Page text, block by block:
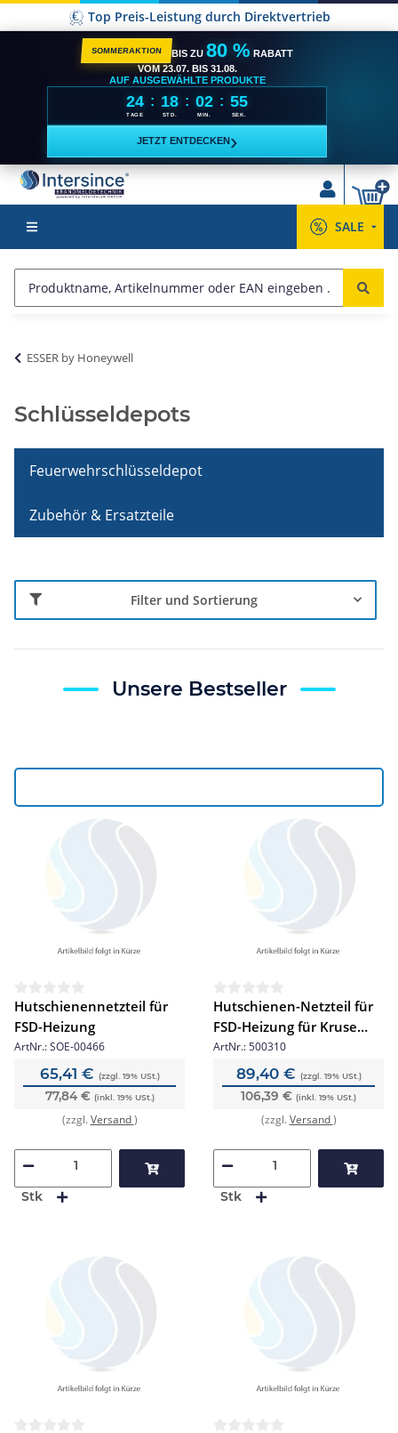
Top Preis-Leistung durch Direktvertrieb
SOMMERAKTION BIS ZU 80 % RABATT
VOM 23.07. BIS 31.08.
AUF AUSGEWÄHLTE PRODUKTE
24
TAGE
: 18
STD.
: 02
MIN.
: 54
SEK.
JETZT ENTDECKEN ›
SALE
ESSER by Honeywell
Schlüsseldepots
Feuerwehrschlüsseldepot
Zubehör & Ersatzteile
Filter und Sortierung
Unsere Bestseller
Hutschienennetzteil für
FSD-Heizung
ArtNr.:SOE-00466
65,41 € (zzgl. 19% USt.)
77,84 € (inkl. 19% USt.)
(zzgl.Versand)
Stk
Hutschienen-Netzteil für
FSD-Heizung für Kruse
FSDs
ArtNr.: 500310
89,40 € (zzgl. 19% USt.)
106,39 € (inkl. 19% USt.)
(zzgl.Versand)
Stk